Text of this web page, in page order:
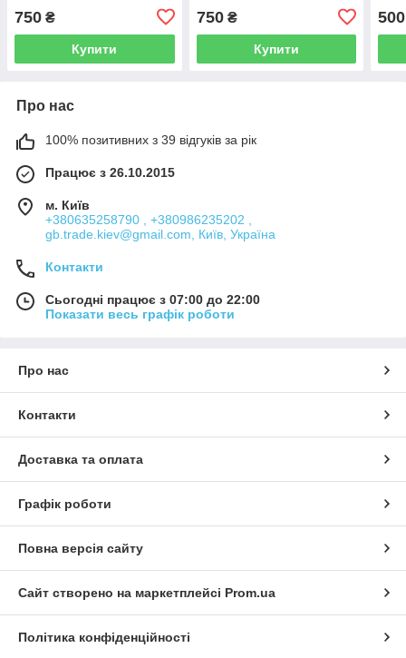
750 ₴
Купити
750₴
Купити
500
Про нас
100% позитивних з 39 відгуків за рік
Працює з 26.10.2015
м. Київ
+380635258790 , +380986235202 ,
gb.trade.kiev@gmail.com, Київ, Україна
Контакти
Сьогодні працює з 07:00 до 22:00
Показати весь графік роботи
Про нас
Контакти
Доставка та оплата
Графік роботи
Повна версія сайту
Сайт створено на маркетплейсі Prom.ua
Політика конфіденційності